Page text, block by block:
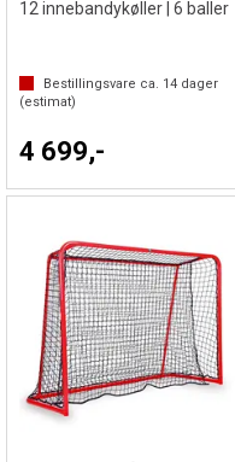
12 innebandykøller | 6 baller
Bestillingsvare ca. 14 dager
(estimat)
4 699,-